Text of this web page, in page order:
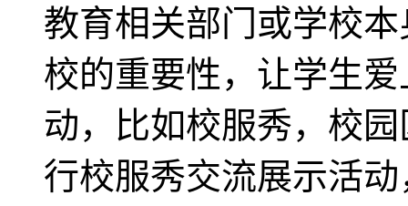
教育相关部门或学校
校的重要性，让学生
动，比如校服秀，校
行校服秀交流展示活